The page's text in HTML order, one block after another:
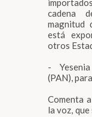
cadena
magnitud
está
otros
-
(PAN),
Comenta
la voz,